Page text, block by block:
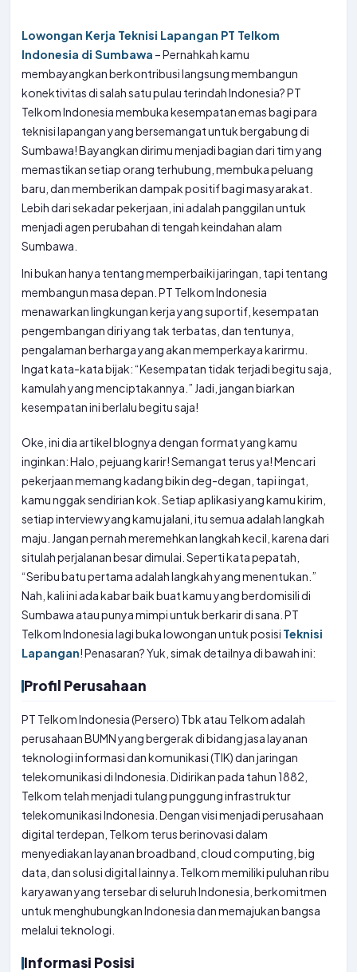
Lowongan Kerja Teknisi Lapangan PT Telkom
Indonesia di Sumbawa – Pernahkah kamu
membayangkan berkontribusi langsung membangun
konektivitas di salah satu pulau terindah Indonesia? PT
Telkom Indonesia membuka kesempatan emas bagi para
teknisi lapangan yang bersemangat untuk bergabung di
Sumbawa! Bayangkan dirimu menjadi bagian dari tim yang
memastikan setiap orang terhubung, membuka peluang
baru, dan memberikan dampak positif bagi masyarakat.
Lebih dari sekadar pekerjaan, ini adalah panggilan untuk
menjadi agen perubahan di tengah keindahan alam
Sumbawa.
Ini bukan hanya tentang memperbaiki jaringan, tapi tentang
membangun masa depan. PT Telkom Indonesia
menawarkan lingkungan kerja yang suportif, kesempatan
pengembangan diri yang tak terbatas, dan tentunya,
pengalaman berharga yang akan memperkaya karirmu.
Ingat kata-kata bijak: “Kesempatan tidak terjadi begitu saja,
kamulah yang menciptakannya.” Jadi, jangan biarkan
kesempatan ini berlalu begitu saja!
Oke, ini dia artikel blognya dengan format yang kamu
inginkan: Halo, pejuang karir! Semangat terus ya! Mencari
pekerjaan memang kadang bikin deg-degan, tapi ingat,
kamu nggak sendirian kok. Setiap aplikasi yang kamu kirim,
setiap interview yang kamu jalani, itu semua adalah langkah
maju. Jangan pernah meremehkan langkah kecil, karena dari
situlah perjalanan besar dimulai. Seperti kata pepatah,
“Seribu batu pertama adalah langkah yang menentukan.”
Nah, kali ini ada kabar baik buat kamu yang berdomisili di
Sumbawa atau punya mimpi untuk berkarir di sana. PT
Telkom Indonesia lagi buka lowongan untuk posisi Teknisi
Lapangan! Penasaran? Yuk, simak detailnya di bawah ini:
Profil Perusahaan
PT Telkom Indonesia (Persero) Tbk atau Telkom adalah
perusahaan BUMN yang bergerak di bidang jasa layanan
teknologi informasi dan komunikasi (TIK) dan jaringan
telekomunikasi di Indonesia. Didirikan pada tahun 1882,
Telkom telah menjadi tulang punggung infrastruktur
telekomunikasi Indonesia. Dengan visi menjadi perusahaan
digital terdepan, Telkom terus berinovasi dalam
menyediakan layanan broadband, cloud computing, big
data, dan solusi digital lainnya. Telkom memiliki puluhan ribu
karyawan yang tersebar di seluruh Indonesia, berkomitmen
untuk menghubungkan Indonesia dan memajukan bangsa
melalui teknologi.
Informasi Posisi